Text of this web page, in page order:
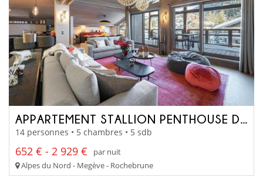
APPARTEMENT STALLION PENTHOUSE D22
14 personnes • 5 chambres • 5 sdb
652 € - 2 929 €
par nuit
Alpes du Nord - Megève - Rochebrune